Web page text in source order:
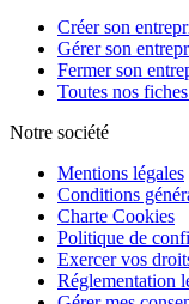
Créer son
Gérer son
Fermer son
Toutes nos
Notre société
Mentions légales
Conditions
Charte Cookies
Politique de
Exercer vos
Réglementation